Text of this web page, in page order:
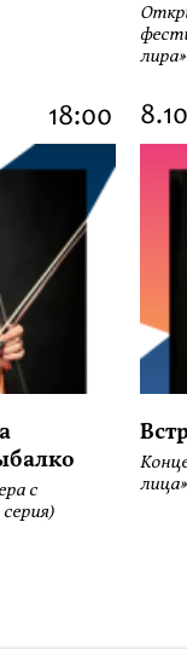
лира»
18:00
с
лица»
компании